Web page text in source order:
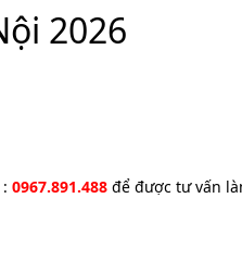
2026
0967.891.488 để được tư vấn